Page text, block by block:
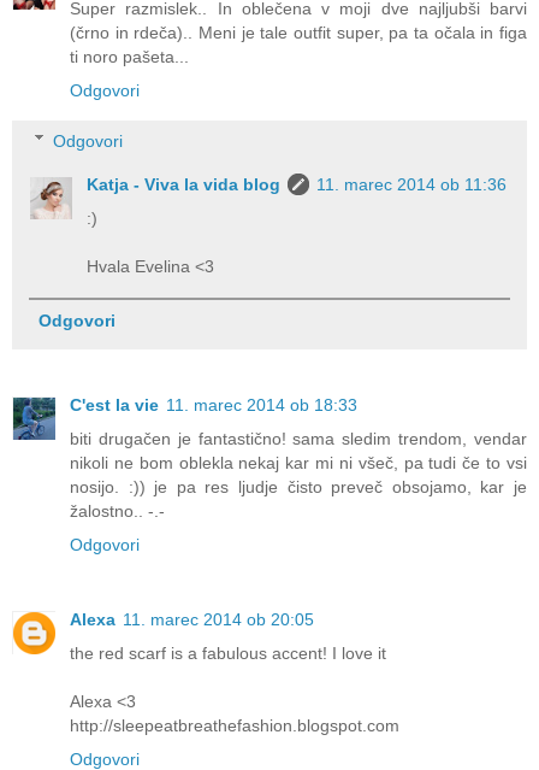
Super razmislek.. In oblečena v moji dve najljubši barvi
(črno in rdeča).. Meni je tale outfit super, pa ta očala in figa
ti noro pašeta...
Odgovori
Odgovori
Katja - Viva la vida blog
11. marec 2014 ob 11:36
:)
Hvala Evelina <3
Odgovori
C'est la vie 11. marec 2014 ob 18:33
biti drugačen je fantastično! sama sledim trendom, vendar
nikoli ne bom oblekla nekaj kar mi ni všeč, pa tudi če to vsi
nosijo. :)) je pa res ljudje čisto preveč obsojamo, kar je
žalostno.. -.-
Odgovori
Alexa 11. marec 2014 ob 20:05
the red scarf is a fabulous accent! I love it
Alexa <3
http://sleepeatbreathefashion.blogspot.com
Odgovori